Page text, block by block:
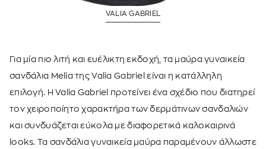
VALIA GABRIEL
Για μία πιο λιτή και ευέλικτη εκδοχή, τα μαύρα γυναικεία
σανδάλια Melia τηςValia Gabriel είναι η κατάλληλη
επιλογή. Η Valia Gabriel προτείνει ένα σχέδιο που διατηρεί
τον χειροποίητο χαρακτήρα των δερμάτινων σανδαλιών
και συνδυάζεται εύκολα με διαφορετικά καλοκαιρινά
looks. Τα σανδάλια γυναικεία μαύρα παραμένουν άλλωστε